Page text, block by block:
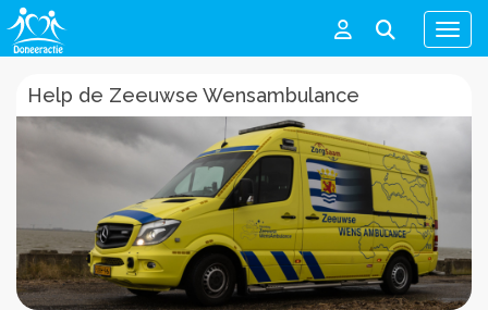
Menu
Help de Zeeuwse Wensambulance